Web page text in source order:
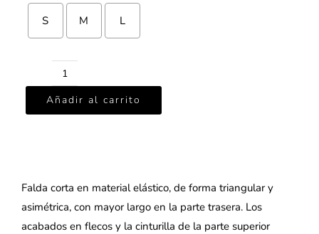
S M L
FALDA
YALLAH
Añadir al carrito
Falda corta en material elástico, de forma triangular y
asimétrica, con mayor largo en la parte trasera. Los
acabados en flecos y la cinturilla de la parte superior